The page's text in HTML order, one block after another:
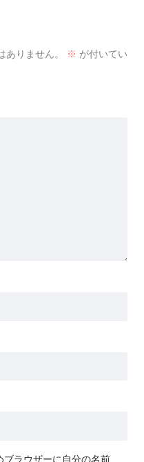
ありません。 ※ が付いてい
ラウザーに自分の名前、